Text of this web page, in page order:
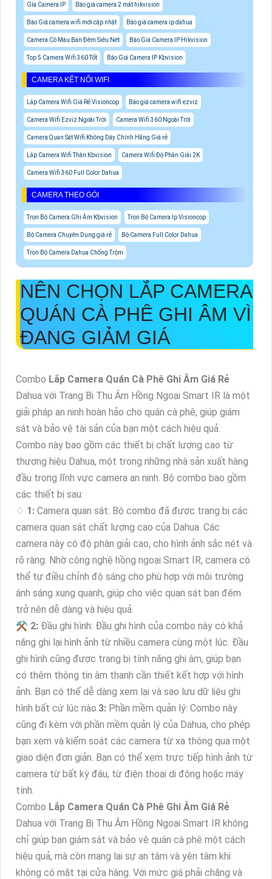
Gía Camera IP Báo giá camera 2 mắt hikvision
Báo Giá camera wifi mới cập nhật Báo giá camera ip dahua
Camera Có Màu Ban Đêm Siêu Nét Báo Giá Camera IP Hikvision
Top 5 Camera Wifi 360 Tốt Báo Giá Camera IP Kbvision
CAMERA KẾT NỐI WIFI
Lắp Camera Wifi Giá Rẻ Visioncop Báo giá camera wifi ezviz
Camera Wifi Ezviz Ngoài Trời Camera Wifi 360 Ngoài Trời
Camera Quan Sát Wifi Không Dây Chính Hãng Giá rẻ
Lắp Camera Wifi Thân Kbvision Camera Wifi Độ Phân Giải 2K
Camera Wifi 360 Full Color Dahua
CAMERA THEO GÓI
Trọn Bộ Camera Ghi Âm Kbvision Trọn Bộ Camera Ip Visioncop
Bộ Camera Chuyên Dụng giá rẻ Bộ Camera Full Color Dahua
Trọn Bộ Camera Dahua Chống Trộm
NÊN CHỌN LẮP CAMERA
QUÁN CÀ PHÊ GHI ÂM VÌ
ĐANG GIẢM GIÁ
Combo Lắp Camera Quán Cà Phê Ghi Âm Giá Rẻ
Dahua với Trang Bị Thu Âm Hồng Ngoại Smart IR là một
giải pháp an ninh hoàn hảo cho quán cà phê, giúp giám
sát và bảo vệ tài sản của bạn một cách hiệu quả.
Combo này bao gồm các thiết bị chất lượng cao từ
thương hiệu Dahua, một trong những nhà sản xuất hàng
đầu trong lĩnh vực camera an ninh. Bộ combo bao gồm
các thiết bị sau:
♢ 1: Camera quan sát: Bộ combo đã được trang bị các
camera quan sát chất lượng cao của Dahua. Các
camera này có độ phân giải cao, cho hình ảnh sắc nét và
rõ ràng. Nhờ công nghệ hồng ngoại Smart IR, camera có
thể tự điều chỉnh độ sáng cho phù hợp với môi trường
ánh sáng xung quanh, giúp cho việc quan sát ban đêm
trở nên dễ dàng và hiệu quả.
⚒ 2: Đầu ghi hình: Đầu ghi hình của combo này có khả
năng ghi lại hình ảnh từ nhiều camera cùng một lúc. Đầu
ghi hình cũng được trang bị tính năng ghi âm, giúp bạn
có thêm thông tin âm thanh cần thiết kết hợp với hình
ảnh. Bạn có thể dễ dàng xem lại và sao lưu dữ liệu ghi
hình bất cứ lúc nào.3: Phần mềm quản lý: Combo này
cũng đi kèm với phần mềm quản lý của Dahua, cho phép
bạn xem và kiểm soát các camera từ xa thông qua một
giao diện đơn giản. Bạn có thể xem trực tiếp hình ảnh từ
camera từ bất kỳ đâu, từ điện thoại di động hoặc máy
tính.
Combo Lắp Camera Quán Cà Phê Ghi Âm Giá Rẻ
Dahua với Trang Bị Thu Âm Hồng Ngoại Smart IR không
chỉ giúp bạn giám sát và bảo vệ quán cà phê một cách
hiệu quả, mà còn mang lại sự an tâm và yên tâm khi
không có mặt tại cửa hàng. Với mức giá phải chăng và